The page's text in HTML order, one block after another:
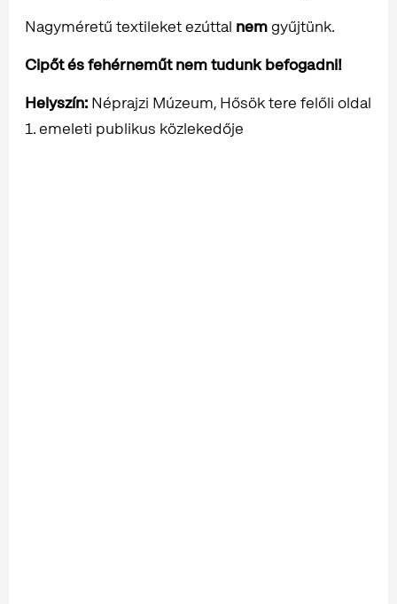
Nagyméretű textileket ezúttal nem gyűjtünk.
Cipőt és fehérneműt nem tudunk befogadni!
Helyszín: Néprajzi Múzeum, Hősök tere felőli oldal
1. emeleti publikus közlekedője